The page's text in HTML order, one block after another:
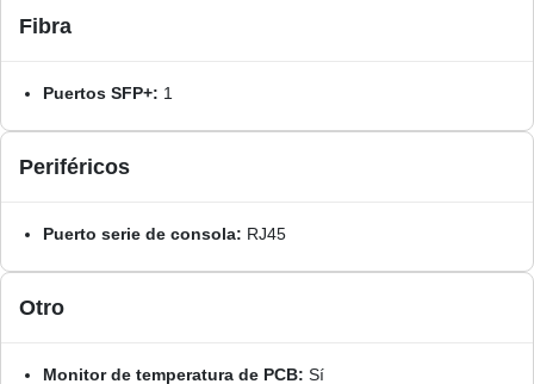
Fibra
Puertos SFP+: 1
Periféricos
Puerto serie de consola: RJ45
Otro
Monitor de temperatura de PCB: Sí